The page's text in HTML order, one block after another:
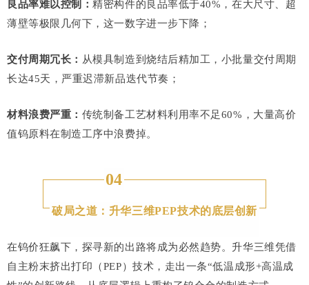
良品率难以控制：精密构件的良品率低于40%，在大尺寸、超
薄壁等极限几何下，这一数字进一步下降；
交付周期冗长： 从模具制造到烧结后精加工，小批量交付周期
长达45天，严重迟滞新品迭代节奏；
材料浪费严重： 传统制备工艺材料利用率不足60%，大量高价
值钨原料在制造工序中浪费掉。
04
破局之道：升华三维PEP技术的底层创新
在钨价狂飙下，探寻新的出路将成为必然趋势。升华三维凭借
自主粉末挤出打印（PEP）技术，走出一条“低温成形+高温成